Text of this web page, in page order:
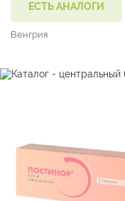
ЕСТЬ АНАЛОГИ
Венгрия